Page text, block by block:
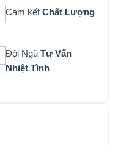
Cam kết Chất Lượng
Đội Ngũ Tư Vấn
Nhiệt Tình